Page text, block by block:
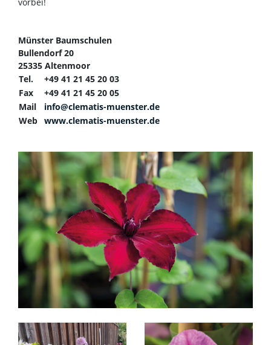
vorbei!
Münster Baumschulen
Bullendorf 20
25335 Altenmoor
Tel.
+49 41 21 45 20 03
Fax
+49 41 21 45 20 05
Mail
info@clematis-muenster.de
Web www.clematis-muenster.de